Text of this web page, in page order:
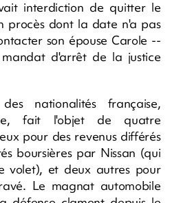
interdiction de quitter le
procès dont la date n'a pas
son épouse Carole --
d'arrêt de la justice
nationalités française,
fait l'objet de quatre
pour des revenus différés
boursières par Nissan (qui
volet), et deux autres pour
Le magnat automobile